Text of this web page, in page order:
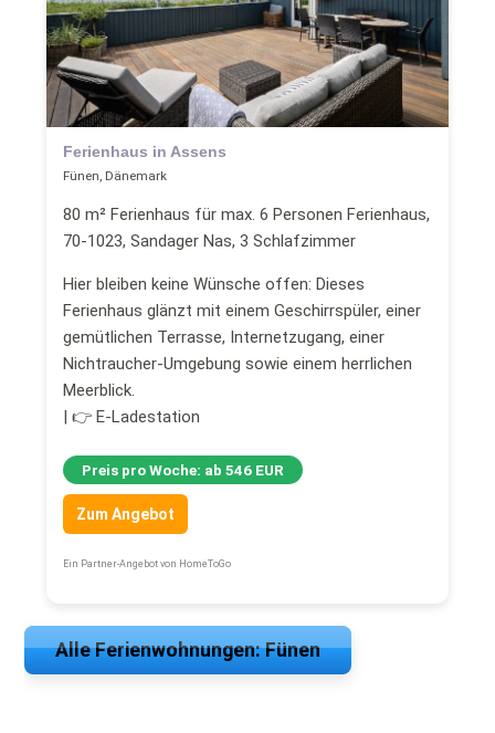
Ferienhaus in Assens
Fünen, Dänemark
80 m² Ferienhaus für max. 6 Personen Ferienhaus,
70-1023, Sandager Nas, 3 Schlafzimmer
Hier bleiben keine Wünsche offen: Dieses
Ferienhaus glänzt mit einem Geschirrspüler, einer
gemütlichen Terrasse, Internetzugang, einer
Nichtraucher-Umgebung sowie einem herrlichen
Meerblick.
| 👉 E-Ladestation
Preis pro Woche: ab 546 EUR
Zum Angebot
Ein Partner-Angebot von HomeToGo
Alle Ferienwohnungen: Fünen